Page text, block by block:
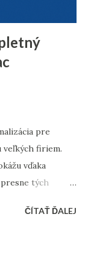
pre
veľkých firiem.
vďaka
tých
ČÍTAŤ ĎALEJ